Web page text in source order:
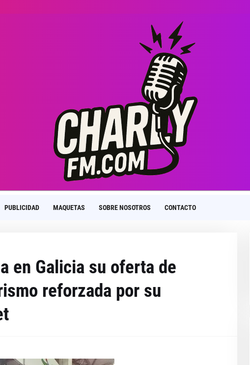
PUBLICIDAD MAQUETAS SOBRE NOSOTROS CONTACTO
en Galicia su oferta de
reforzada por su